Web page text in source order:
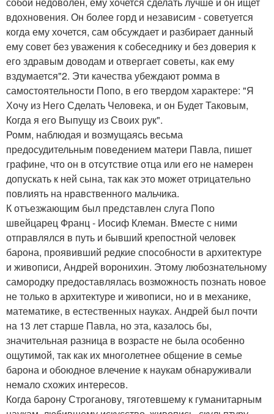
вдохновения. Он более горд и независим - советуется
когда ему хочется, сам обсуждает и разбирает данный
ему совет без уважения к собеседнику и без доверия к
его здравым доводам и отвергает советы, как ему
вздумается"2. Эти качества убеждают ромма в
самостоятельности Попо, в его твердом характере: "Я
Хочу из Него Сделать Человека, и он Будет Таковым,
Когда я его Выпущу из Своих рук".
Ромм, наблюдая и возмущаясь весьма
предосудительным поведением матери Павла, пишет
графине, что он в отсутствие отца или его не намерен
допускать к ней сына, так как это может отрицательно
повлиять на нравственного мальчика.
К отъезжающим был представлен слуга Попо
швейцарец Франц - Иосиф Клеман. Вместе с ними
отправлялся в путь и бывший крепостной человек
барона, проявивший редкие способности в архитектуре
и живописи, Андрей воронихин. Этому любознательному
самородку предоставлялась возможность познать новое
не только в архитектуре и живописи, но и в механике,
математике, в естественных науках. Андрей был почти
на 13 лет старше Павла, но эта, казалось бы,
значительная разница в возрасте не была особенно
ощутимой, так как их многолетнее общение в семье
барона и обоюдное влечение к наукам обнаруживали
немало схожих интересов.
Когда барону Строганову, тяготевшему к гуманитарным